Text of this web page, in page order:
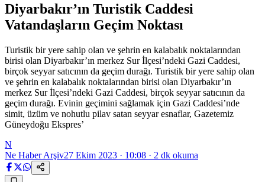
Diyarbakır’ın Turistik Caddesi
Vatandaşların Geçim Noktası
Turistik bir yere sahip olan ve şehrin en kalabalık noktalarından
birisi olan Diyarbakır’ın merkez Sur İlçesi’ndeki Gazi Caddesi,
birçok seyyar satıcının da geçim durağı. Turistik bir yere sahip olan
ve şehrin en kalabalık noktalarından birisi olan Diyarbakır’ın
merkez Sur İlçesi’ndeki Gazi Caddesi, birçok seyyar satıcının da
geçim durağı. Evinin geçimini sağlamak için Gazi Caddesi’nde
simit, üzüm ve nohutlu pilav satan seyyar esnaflar, Gazetemiz
Güneydoğu Ekspres’
N
Ne Haber Arşiv27 Ekim 2023 · 10:08 · 2 dk okuma